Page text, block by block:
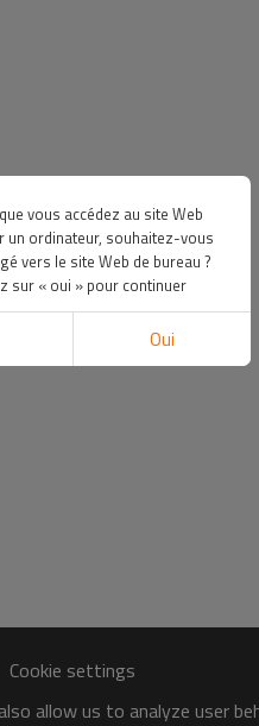
Cookie settings
allow us to analyze user
vous accédez au site Web
un ordinateur, souhaitez-vous
vers le site Web de bureau ?
sur « oui » pour continuer
Oui